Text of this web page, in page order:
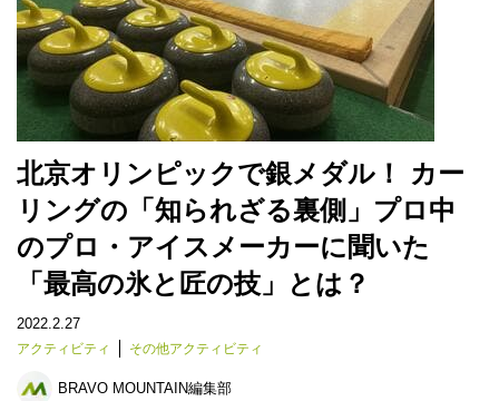
北京オリンピックで銀メダル！ カー
リングの「知られざる裏側」プロ中
のプロ・アイスメーカーに聞いた
「最高の氷と匠の技」とは？
2022.2.27
アクティビティ その他アクティビティ
BRAVO MOUNTAIN編集部